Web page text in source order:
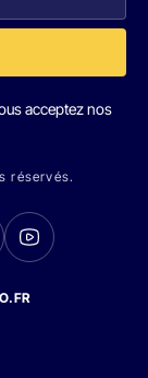
acceptez nos
réservés.